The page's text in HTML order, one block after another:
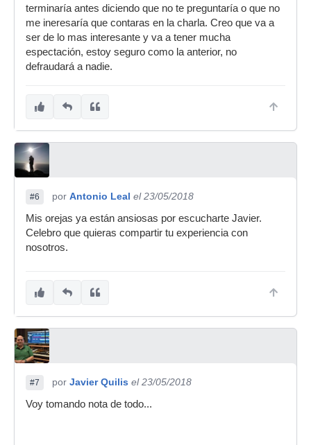
terminaría antes diciendo que no te preguntaría o que no
me ineresaría que contaras en la charla. Creo que va a
ser de lo mas interesante y va a tener mucha
espectación, estoy seguro como la anterior, no
defraudará a nadie.
#6 por Antonio Leal el 23/05/2018
Mis orejas ya están ansiosas por escucharte Javier.
Celebro que quieras compartir tu experiencia con
nosotros.
#7 por Javier Quilis el 23/05/2018
Voy tomando nota de todo...